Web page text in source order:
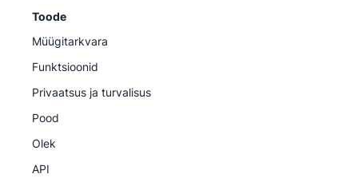
Toode
Müügitarkvara
Funktsioonid
Privaatsus ja turvalisus
Pood
Olek
API